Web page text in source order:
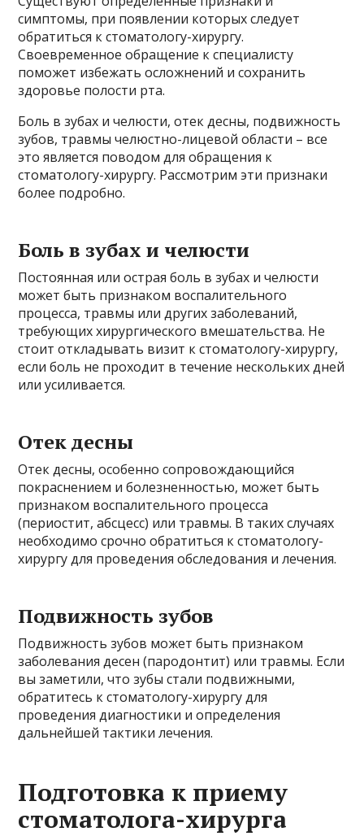
симптомы, при появлении которых следует
обратиться к стоматологу-хирургу.
Своевременное обращение к специалисту
поможет избежать осложнений и сохранить
здоровье полости рта.
Боль в зубах и челюсти, отек десны, подвижность
зубов, травмы челюстно-лицевой области – все
это является поводом для обращения к
стоматологу-хирургу. Рассмотрим эти признаки
более подробно.
Боль в зубах и челюсти
Постоянная или острая боль в зубах и челюсти
может быть признаком воспалительного
процесса, травмы или других заболеваний,
требующих хирургического вмешательства. Не
стоит откладывать визит к стоматологу-хирургу,
если боль не проходит в течение нескольких дней
или усиливается.
Отек десны
Отек десны, особенно сопровождающийся
покраснением и болезненностью, может быть
признаком воспалительного процесса
(периостит, абсцесс) или травмы. В таких случаях
необходимо срочно обратиться к стоматологу-
хирургу для проведения обследования и лечения.
Подвижность зубов
Подвижность зубов может быть признаком
заболевания десен (пародонтит) или травмы. Если
вы заметили, что зубы стали подвижными,
обратитесь к стоматологу-хирургу для
проведения диагностики и определения
дальнейшей тактики лечения.
Подготовка к приему
стоматолога-хирурга